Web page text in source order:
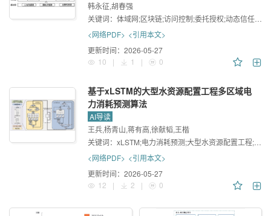
韩永征,胡春强
关键词： 体域网;区块链;访问控制;委托授权;动态信任评估;智能合约
<网络PDF> <引用本文>
更新时间： 2026-05-27
10
| 1 | 0
基于xLSTM的大型水资源配置工程多区域电
力消耗预测算法
AI导读
王兵,杨青山,蒋有高,徐献韬,王楷
关键词： xLSTM;电力消耗预测;大型水资源配置工程;多区域预测
<网络PDF> <引用本文>
更新时间： 2026-05-27
12
| 2 | 0